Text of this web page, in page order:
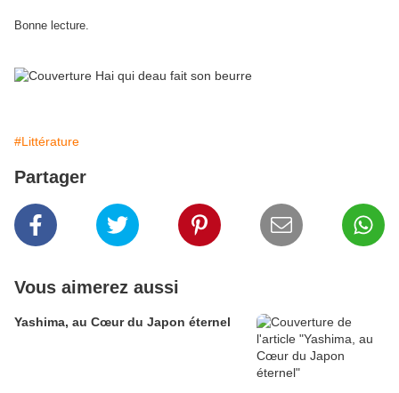
Bonne lecture.
#Littérature
Partager
Vous aimerez aussi
Yashima, au Cœur du Japon éternel